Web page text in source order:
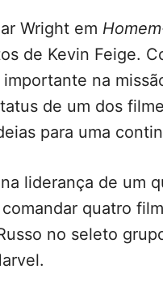
Wright em
de Kevin Feige.
na
de um dos
para uma
liderança de um
quatro
no seleto